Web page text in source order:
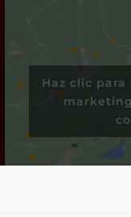
Haz clic